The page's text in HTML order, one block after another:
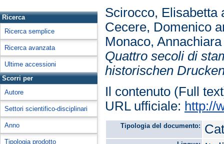
Ricerca
Ricerca semplice
Ricerca avanzata
Ultime accessioni
Scorri per
Autore
Settori scientifico-disciplinari
Anno
Tipologia prodotto
Scirocco, Elisabetta
Cecere, Domenico
Monaco, Annachiara
Quattro secoli di
historischen
Il contenuto (Full
URL ufficiale: http://
Tipologia del documento: